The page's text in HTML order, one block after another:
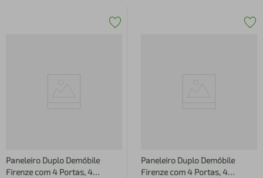
Paneleiro Duplo Demóbile
Firenze com 4 Portas, 4
Paneleiro Duplo Demóbile
Firenze com 4 Portas, 4